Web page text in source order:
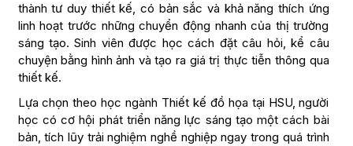
thành tư duy thiết kế, có bản sắc và khả năng thích ứng
linh hoạt trước những chuyển động nhanh của thị trường
sáng tạo. Sinh viên được học cách đặt câu hỏi, kể câu
chuyện bằng hình ảnh và tạo ra giá trị thực tiễn thông qua
thiết kế.
Lựa chọn theo học ngành Thiết kế đồ họa tại HSU, người
học có cơ hội phát triển năng lực sáng tạo một cách bài
bản, tích lũy trải nghiệm nghề nghiệp ngay trong quá trình